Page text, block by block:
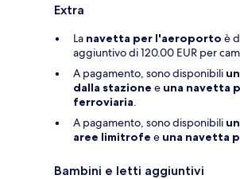
Extra
La navetta per l'aeroporto è
aggiuntivo di 120.00 EUR per
A pagamento, sono disponibili
dalla stazione e una navetta
ferroviaria.
A pagamento, sono disponibili
aree limitrofe e una navetta
Bambini e letti aggiuntivi